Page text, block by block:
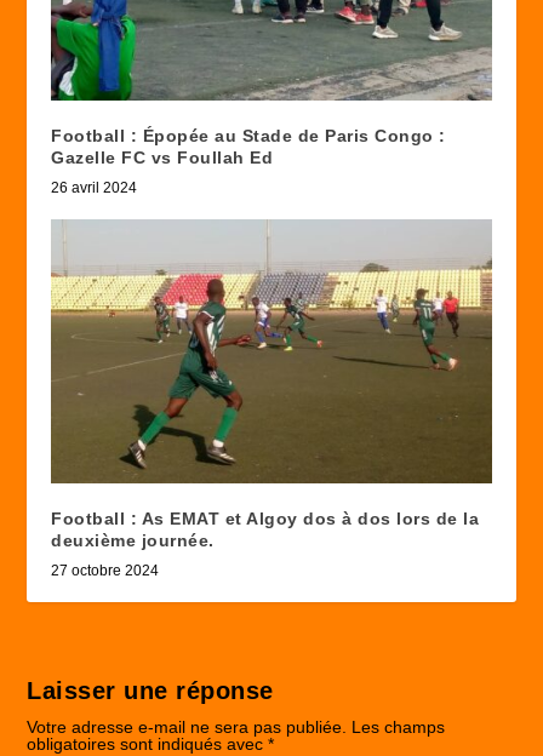
Football : Épopée au Stade de Paris Congo :
Gazelle FC vs Foullah Ed
26 avril 2024
Football : As EMAT et Algoy dos à dos lors de la
deuxième journée.
27 octobre 2024
Laisser une réponse
Votre adresse e-mail ne sera pas publiée. Les champs
obligatoires sont indiqués avec*